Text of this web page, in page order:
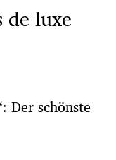
de luxe
Der schönste